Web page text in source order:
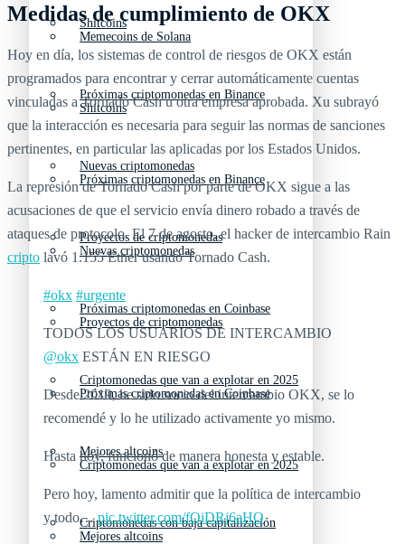
Shitcoins
Próximas criptomonedas en Binance
Nuevas criptomonedas
Proyectos de criptomonedas
Próximas criptomonedas en Coinbase
Criptomonedas que van a explotar en 2025
Mejores altcoins
Criptomonedas con baja capitalización
Memecoins de Solana
Shitcoins
Próximas criptomonedas en Binance
Nuevas criptomonedas
Proyectos de criptomonedas
Próximas criptomonedas en Coinbase
Criptomonedas que van a explotar en 2025
Mejores altcoins
Medidas de cumplimiento de OKX
Hoy en día, los sistemas de control de riesgos de OKX están
programados para encontrar y cerrar automáticamente cuentas
vinculadas a Tornado Cash u otra empresa aprobada. Xu subrayó
que la interacción es necesaria para seguir las normas de sanciones
pertinentes, en particular las aplicadas por los Estados Unidos.
La represión de Tornado Cash por parte de OKX sigue a las
acusaciones de que el servicio envía dinero robado a través de
ataques de protocolo. El 7 de agosto, el hacker de intercambio Rain
cripto lavó 1.155 Ether usando Tornado Cash.
#okx #urgente
TODOS LOS USUARIOS DE INTERCAMBIO
@okx ESTÁN EN RIESGO
Desde 2019, he sido socio del intercambio OKX, se lo
recomendé y lo he utilizado activamente yo mismo.
Hasta hoy, funcionó de manera honesta y estable.
Pero hoy, lamento admitir que la política de intercambio
y todo…pic.twitter.com/fQiDRj6aHO